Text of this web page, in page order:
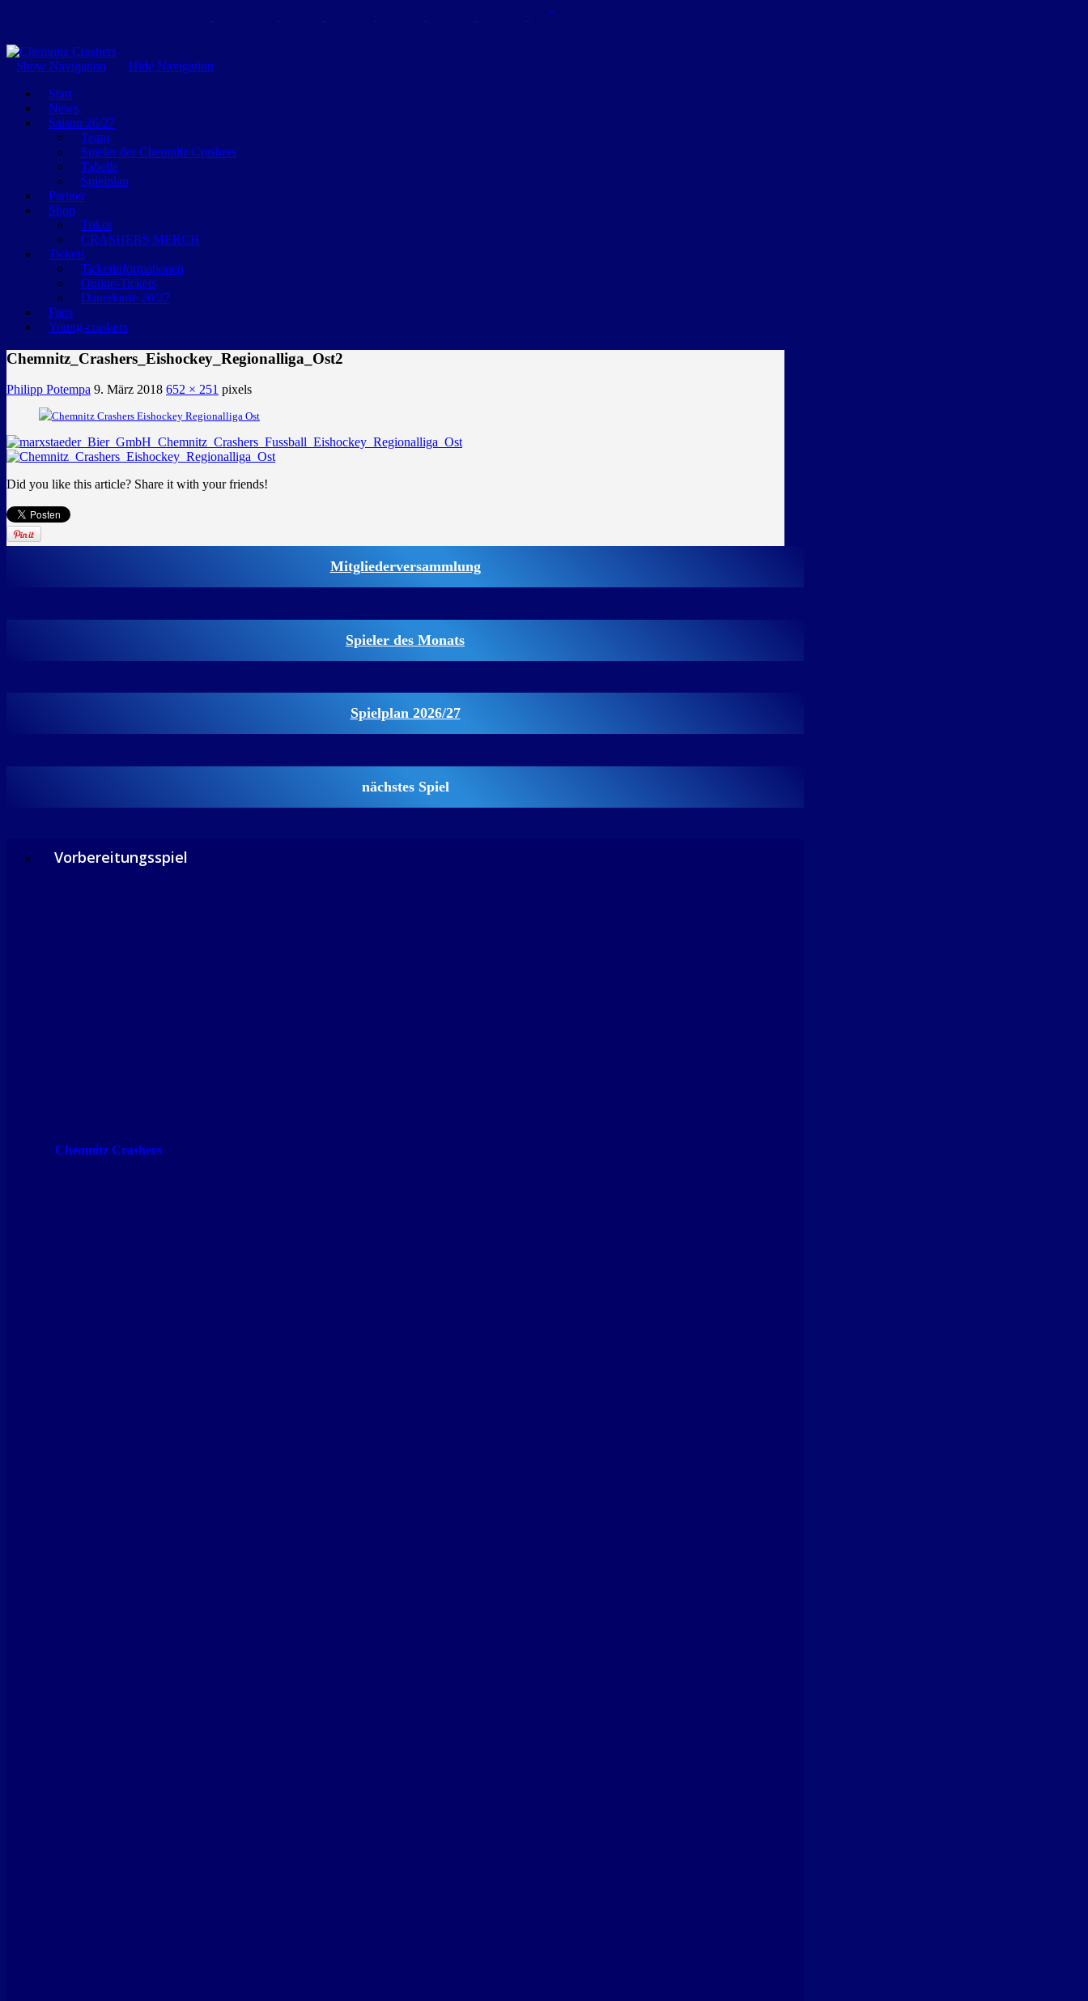
GEMEINSAM EINE LEIDENSCHAFT
Show Navigation
Hide Navigation
Start
News
Saison 26/27
Team
Spieler der Chemnitz Crashers
Tabelle
Spielplan
Partner
Shop
Trikot
CRASHERS MERCH
Tickets
Ticketinformationen
Online-Tickets
Dauerkarte 26/27
Fans
Young-crashers
Chemnitz_Crashers_Eishockey_Regionalliga_Ost2
Philipp Potempa 9. März 2018 652 × 251 pixels
Did you like this article? Share it with your friends!
Mitgliederversammlung
Spieler des Monats
Spielplan 2026/27
nächstes Spiel
Vorbereitungsspiel
Chemnitz Crashers